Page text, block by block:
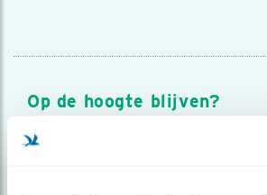
Op de hoogte blijven?
Meld je aan en ontvang nieuws,
over vogels en activiteiten van